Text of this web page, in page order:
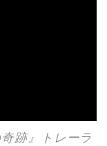
跡』トレーラ